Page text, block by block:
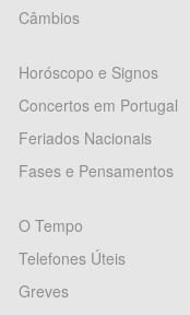
Câmbios
Horóscopo e Signos
Concertos em Portugal
Feriados Nacionais
Fases e Pensamentos
O Tempo
Telefones Úteis
Greves